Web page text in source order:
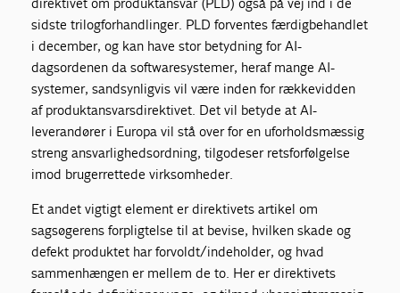
sidste trilogforhandlinger. PLD forventes færdigbehandlet
i december, og kan have stor betydning for AI-
dagsordenen da softwaresystemer, heraf mange AI-
systemer, sandsynligvis vil være inden for rækkevidden
af produktansvarsdirektivet. Det vil betyde at AI-
leverandører i Europa vil stå over for en uforholdsmæssig
streng ansvarlighedsordning, tilgodeser retsforfølgelse
imod brugerrettede virksomheder.
Et andet vigtigt element er direktivets artikel om
sagsøgerens forpligtelse til at bevise, hvilken skade og
defekt produktet har forvoldt/indeholder, og hvad
sammenhængen er mellem de to. Her er direktivets